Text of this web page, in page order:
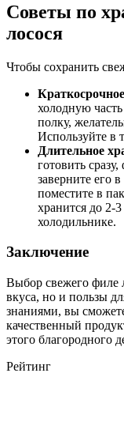
Советы по
лосося
Чтобы сохранить
холодную
полку,
Используйте в
Длительное
готовить
заверните его
поместите в
хранится до 2-
холодильнике.
Заключение
Выбор свежего филе
вкуса, но и пользы
знаниями, вы
качественный
этого благородного
Рейтинг